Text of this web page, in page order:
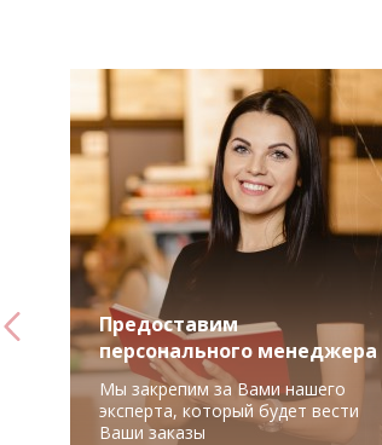
Предоставим
персонального менеджера
Мы закрепим за Вами нашего
эксперта, который будет вести
Ваши заказы